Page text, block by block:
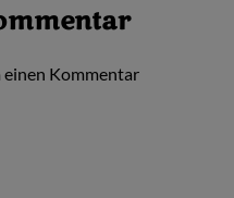
einen Kommentar